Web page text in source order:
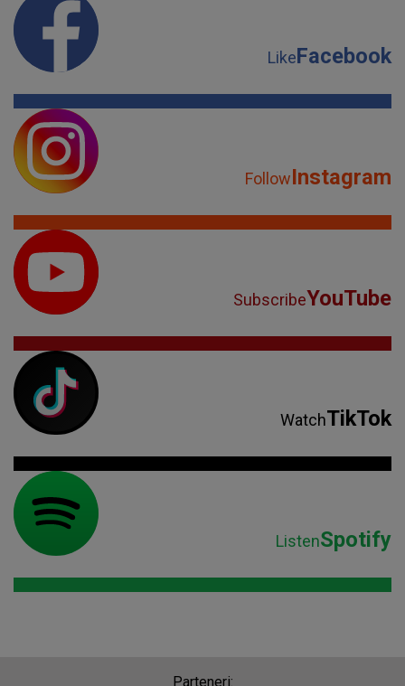
LikeFacebook
FollowInstagram
SubscribeYouTube
WatchTikTok
ListenSpotify
Parteneri: